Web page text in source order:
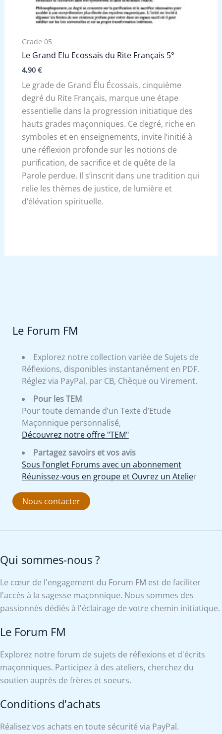
Grade 05
Le Grand Elu Ecossais du Rite Français 5°
4,90 €
Le grade de Grand Élu Écossais, cinquième
degré du Rite Français, marque une étape
essentielle dans la progression initiatique des
hauts grades maçonniques. Ce degré, riche en
symboles et en enseignements, invite l’initié à
une réflexion profonde sur les notions de
purification, de sacrifice et de quête de la
Parole perdue. Il s’inscrit dans une tradition qui
relie les thèmes de justice, de lumière et
d’élévation spirituelle.
Le Forum FM
Explorez notre collection variée de Sujets de
Réflexions, disponibles instantanément en PDF.
Réglez via PayPal, par CB, Chèque ou Virement.
Pour les TEM
Pour toute demande d’un Texte d’Etude
Maçonnique personnalisé,
Découvrez notre offre "TEM"
Partagez savoirs et vos avis
Sous l’onglet Forums avec un abonnement
Réunissez-vous en groupe et Ouvrez un Atelier
Nous contacter
Qui sommes-nous ?
Le cœur de l'engagement du Forum FM est de faciliter
l'accès à la sagesse maçonnique. Nous sommes des
passionnés dédiés à l'éclairage de votre chemin initiatique.
Le Forum FM
Explorez notre forum de sujets de réflexions et d'écrits
maçonniques. Participez à des ateliers, cherchez du
soutien auprès de frères et soeurs.
Conditions d'achats
Réalisez vos achats en toute sécurité via PayPal.